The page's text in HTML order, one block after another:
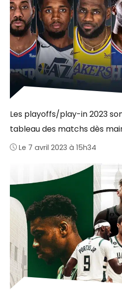
Les playoffs/play-in 2023
tableau des matchs dès
Le 7 avril 2023 à 15h34